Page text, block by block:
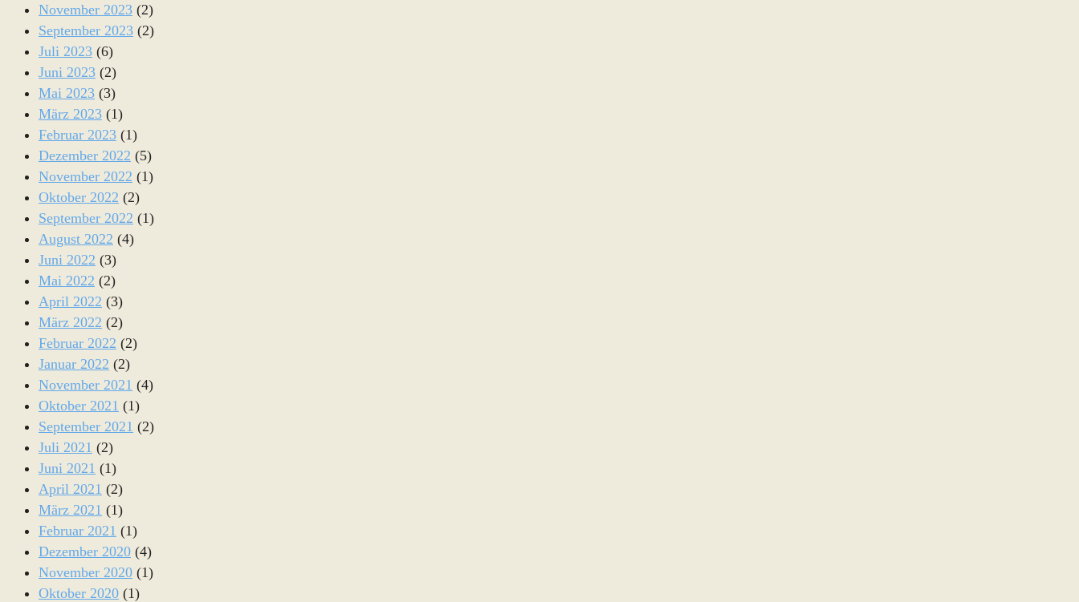
November 2023 (2)
September 2023 (2)
Juli 2023 (6)
Juni 2023 (2)
Mai 2023 (3)
März 2023 (1)
Februar 2023 (1)
Dezember 2022 (5)
November 2022 (1)
Oktober 2022 (2)
September 2022 (1)
August 2022 (4)
Juni 2022 (3)
Mai 2022 (2)
April 2022 (3)
März 2022 (2)
Februar 2022 (2)
Januar 2022 (2)
November 2021 (4)
Oktober 2021 (1)
September 2021 (2)
Juli 2021 (2)
Juni 2021 (1)
April 2021 (2)
März 2021 (1)
Februar 2021 (1)
Dezember 2020 (4)
November 2020 (1)
Oktober 2020 (1)